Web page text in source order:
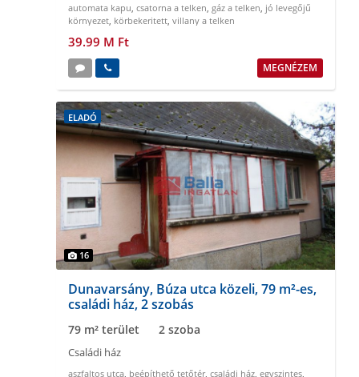
automata kapu, csatorna a telken, gáz a telken, jó levegőjű
környezet, körbekeritett, villany a telken
39.99 M Ft
MEGNÉZEM
ELADÓ
16
Dunavarsány, Búza utca közeli, 79 m²-es,
családi ház, 2 szobás
79 m² terület 2 szoba
Családi ház
aszfaltos utca, beépíthető tetőtér, családi ház, egyszintes,